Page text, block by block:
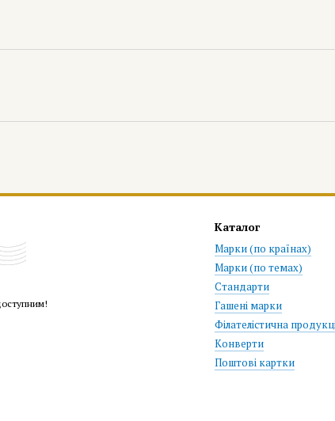
Каталог
Марки (по країнах)
Марки (по темах)
Стандарти
Гашені марки
Філателістична
Конверти
Поштові картки